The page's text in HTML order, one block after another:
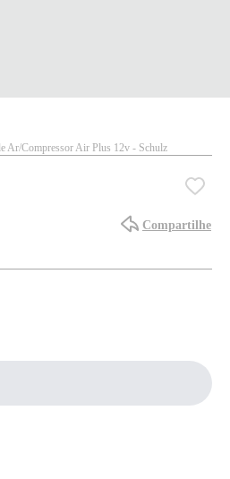
Ar Compressor Air Plus 12v - Schulz
Compartilhe